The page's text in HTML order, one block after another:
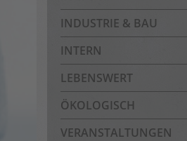
INDUSTRIE & BAU
INTERN
LEBENSWERT
ÖKOLOGISCH
VERANSTALTUNGEN